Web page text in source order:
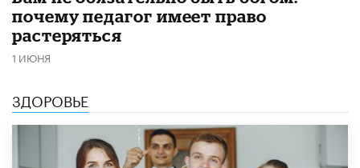
почему педагог имеет право
растеряться
1 ИЮНЯ
ЗДОРОВЬЕ